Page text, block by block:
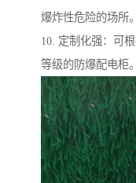
爆炸性危险的场所。
10. 定制化强：可
等级的防爆配电柜。